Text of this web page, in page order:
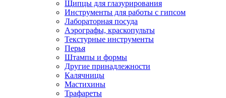
Щипцы для глазурирования
Инструменты для работы с гипсом
Лабораторная посуда
Аэрографы, краскопульты
Текстурные инструменты
Перья
Штампы и формы
Другие принадлежности
Калячницы
Мастихины
Трафареты